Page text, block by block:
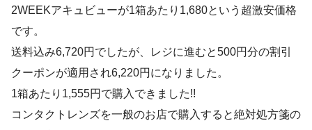
2WEEKアキュビューが1箱あたり1,680という超激安価格
です。
送料込み6,720円でしたが、レジに進むと500円分の割引
クーポンが適用され6,220円になりました。
1箱あたり1,555円で購入できました!!
コンタクトレンズを一般のお店で購入すると絶対処方箋の